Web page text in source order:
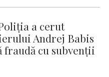
a cerut
Andrej Babis
fraudă cu subvenţii